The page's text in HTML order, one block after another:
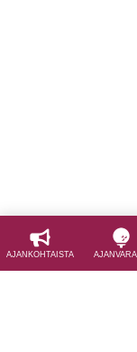
AJAN­KOHTAISTA